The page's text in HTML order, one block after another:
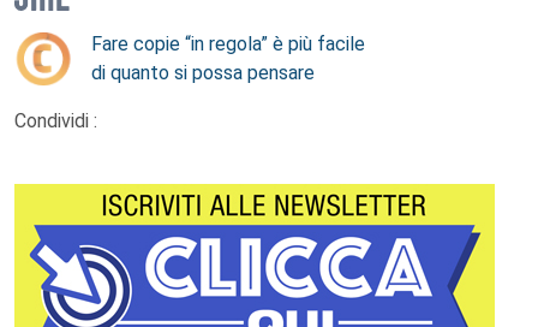
Fare copie “in regola” è più facile
di quanto si possa pensare
Condividi :